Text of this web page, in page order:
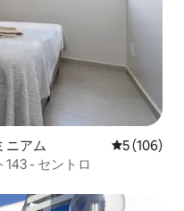
ニアム レビュー
5 (106)
- セントロ